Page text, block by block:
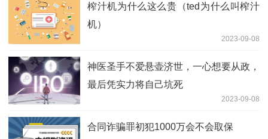
榨汁机为什么这么贵（ted为什么叫榨汁
机）
2023-09-08
神医圣手不爱悬壶济世，一心想要从政，
最后凭实力将自己坑死
2023-09-08
合同诈骗罪初犯1000万会不会取保